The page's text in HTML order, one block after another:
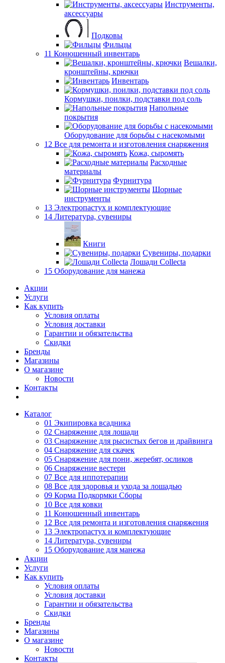
Инструменты,
аксессуары
Подковы
Фильцы
11 Конюшенный инвентарь
Вешалки,
кронштейны, крючки
Инвентарь
Кормушки, поилки, подставки под соль
Напольные
покрытия
Оборудование для борьбы с насекомыми
12 Все для ремонта и изготовления снаряжения
Кожа, сыромять
Расходные
материалы
Фурнитура
Шорные
инструменты
13 Электропастух и комплектующие
14 Литература, сувениры
Книги
Сувениры, подарки
Лошади Collecta
15 Оборудование для манежа
Акции
Услуги
Как купить
Условия оплаты
Условия доставки
Гарантии и обязательства
Скидки
Бренды
Магазины
О магазине
Новости
Контакты
Каталог
01 Экипировка всадника
02 Снаряжение для лошади
03 Снаряжение для рысистых бегов и драйвинга
04 Снаряжение для скачек
05 Снаряжение для пони, жеребят, осликов
06 Снаряжение вестерн
07 Все для иппотерапии
08 Все для здоровья и ухода за лошадью
09 Корма Подкормки Сборы
10 Все для ковки
11 Конюшенный инвентарь
12 Все для ремонта и изготовления снаряжения
13 Электропастух и комплектующие
14 Литература, сувениры
15 Оборудование для манежа
Акции
Услуги
Как купить
Условия оплаты
Условия доставки
Гарантии и обязательства
Скидки
Бренды
Магазины
О магазине
Новости
Контакты